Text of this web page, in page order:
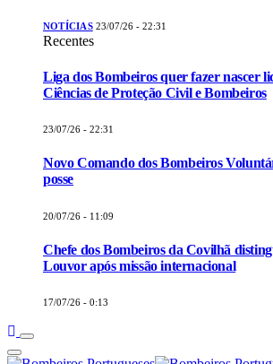
NOTÍCIAS 23/07/26 - 22:31
Recentes
Liga dos Bombeiros quer fazer nascer
Ciências de Proteção Civil e Bombeiros
23/07/26 - 22:31
Novo Comando dos Bombeiros
posse
20/07/26 - 11:09
Chefe dos Bombeiros da Covilhã
Louvor após missão internacional
17/07/26 - 0:13